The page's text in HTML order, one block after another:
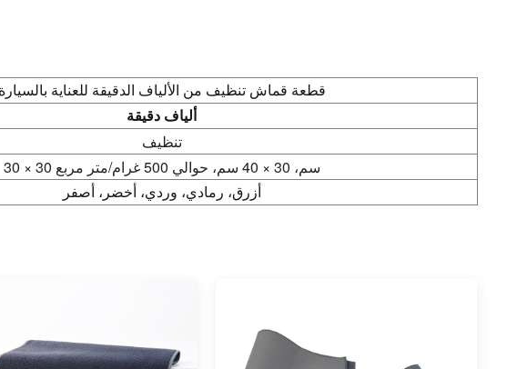
قطعة قماش تنظيف من الألياف الدقيقة للعناية بالسيارة
ألياف دقيقة
تنظيف
30 × 30 سم، 30 × 40 سم، حوالي 500 غرام/متر مربع
أزرق، رمادي، وردي، أخضر، أصفر